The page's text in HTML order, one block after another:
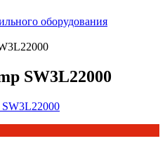
оборудования
SW3L22000